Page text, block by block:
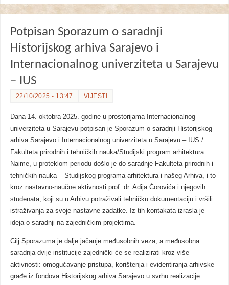
Potpisan Sporazum o saradnji
Historijskog arhiva Sarajevo i
Internacionalnog univerziteta u Sarajevu
– IUS
22/10/2025 - 13:47 VIJESTI
Dana 14. oktobra 2025. godine u prostorijama Internacionalnog
univerziteta u Sarajevu potpisan je Sporazum o saradnji Historijskog
arhiva Sarajevo i Internacionalnog univerziteta u Sarajevu – IUS /
Fakulteta prirodnih i tehničkih nauka/Studijski program arhitektura.
Naime, u proteklom periodu došlo je do saradnje Fakulteta prirodnih i
tehničkih nauka – Studijskog programa arhitektura i našeg Arhiva, i to
kroz nastavno-naučne aktivnosti prof. dr. Adija Ćorovića i njegovih
studenata, koji su u Arhivu potraživali tehničku dokumentaciju i vršili
istraživanja za svoje nastavne zadatke. Iz tih kontakata izrasla je
ideja o saradnji na zajedničkim projektima.
Cilj Sporazuma je dalje jačanje međusobnih veza, a međusobna
saradnja dvije institucije zajednički će se realizirati kroz više
aktivnosti: omogućavanje pristupa, korištenja i evidentiranja arhivske
građe iz fondova Historijskog arhiva Sarajevo u svrhu realizacije